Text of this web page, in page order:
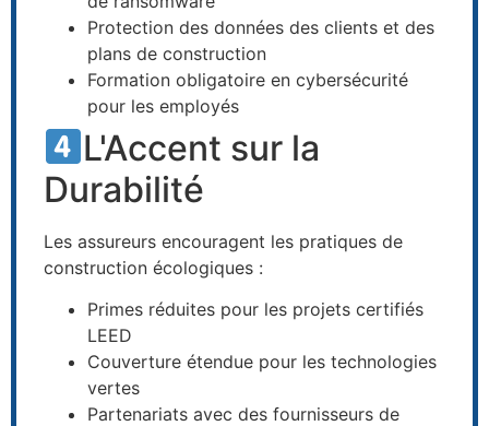
Protection des données des clients et des
plans de construction
Formation obligatoire en cybersécurité
pour les employés
L'Accent sur la
Durabilité
Les assureurs encouragent les pratiques de
construction écologiques :
Primes réduites pour les projets certifiés
LEED
Couverture étendue pour les technologies
vertes
Partenariats avec des fournisseurs de